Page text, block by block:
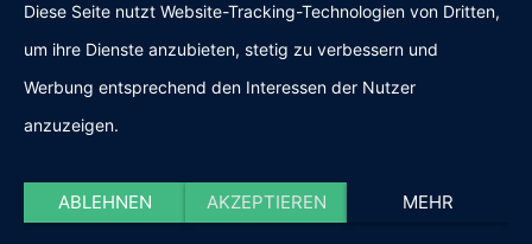
Diese Seite nutzt Website-Tracking-Technologien von Dritten,
um ihre Dienste anzubieten, stetig zu verbessern und
Werbung entsprechend den Interessen der Nutzer
anzuzeigen.
ABLEHNEN AKZEPTIEREN MEHR